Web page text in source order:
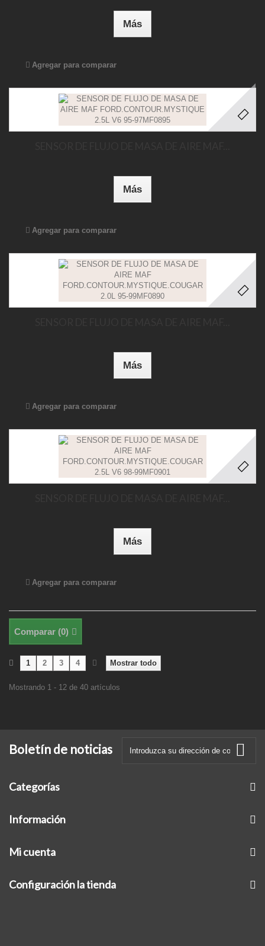
Más
Agregar para comparar
Más
Agregar para comparar
Más
Agregar para comparar
Más
Agregar para comparar
Comparar (0)
Mostrar todo
1 2 3 4
Mostrando 1 - 12 de 40 artículos
Boletín de noticias
Categorías
Información
Mi cuenta
Configuración la tienda